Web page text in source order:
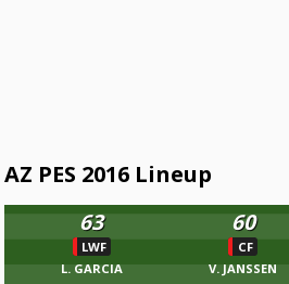
AZ PES 2016 Lineup
63
LWF
L. GARCIA
60
CF
V. JANSSEN